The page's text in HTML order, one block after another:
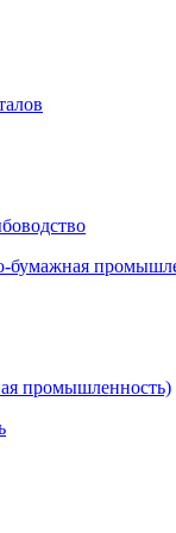
бумажная
промышленность)